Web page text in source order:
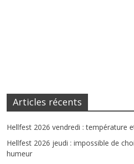
Articles récents
Hellfest 2026 vendredi : température
Hellfest 2026 jeudi : impossible de
humeur